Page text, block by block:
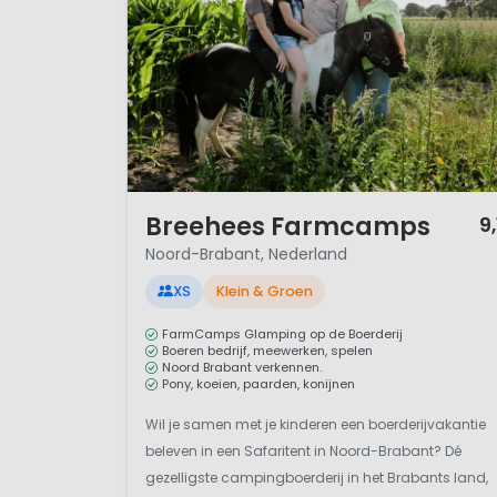
Breehees Farmcamps
Noord-Brabant, Nederland
XS Klein & Groen
FarmCamps Glamping op de Boerderij
Boeren bedrijf, meewerken, spelen
Noord Brabant verkennen.
Pony, koeien, paarden, konijnen
Wil je samen met je kinderen een boerderijvakantie
beleven in een Safaritent in Noord-Brabant? Dé
gezelligste campingboerderij in het Brabants land,